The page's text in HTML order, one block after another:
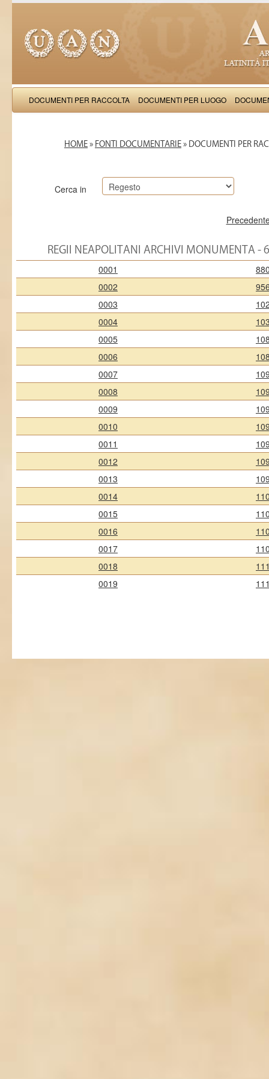
DOCUMENTI PER RACCOLTA DOCUMENTI PER LUOGO
HOME » FONTI DOCUMENTARIE » DOCUMENTI PER
Cerca in
REGII NEAPOLITANI ARCHIVI MONUMENTA -
0001
0002
0003
0004
0005
0006
0007
0008
0009
0010
0011
0012
0013
0014
0015
0016
0017
0018
0019